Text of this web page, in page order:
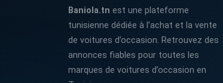
Baniola.tn est une plateforme
tunisienne dédiée à l’achat et la vente
de voitures d’occasion. Retrouvez des
annonces fiables pour toutes les
marques de voitures d’occasion en